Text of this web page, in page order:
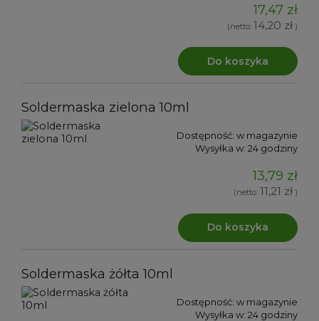
17,47 zł
(netto: 14,20 zł )
Do koszyka
Soldermaska zielona 10ml
Dostępność: w magazynie
Wysyłka w: 24 godziny
13,79 zł
(netto: 11,21 zł )
Do koszyka
Soldermaska żółta 10ml
Dostępność: w magazynie
Wysyłka w: 24 godziny